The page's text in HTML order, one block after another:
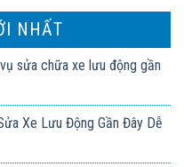
NHẤT
sửa chữa xe lưu động gần
Xe Lưu Động Gần Đây Dễ